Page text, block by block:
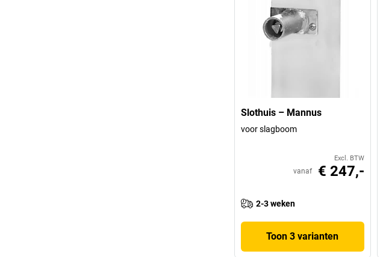
Slothuis – Mannus
voor slagboom
Excl. BTW
vanaf € 247,-
2-3 weken
Toon 3 varianten